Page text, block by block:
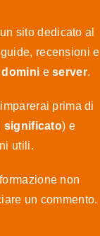
sito dedicato al
recensioni e
domini eserver.
prima di
significato) e
utili.
non
un commento.